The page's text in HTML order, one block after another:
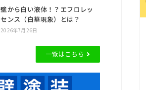
壁から白い液体！？エフロレッ
センス（白華現象）とは？
2026年7月26日
一覧はこちら